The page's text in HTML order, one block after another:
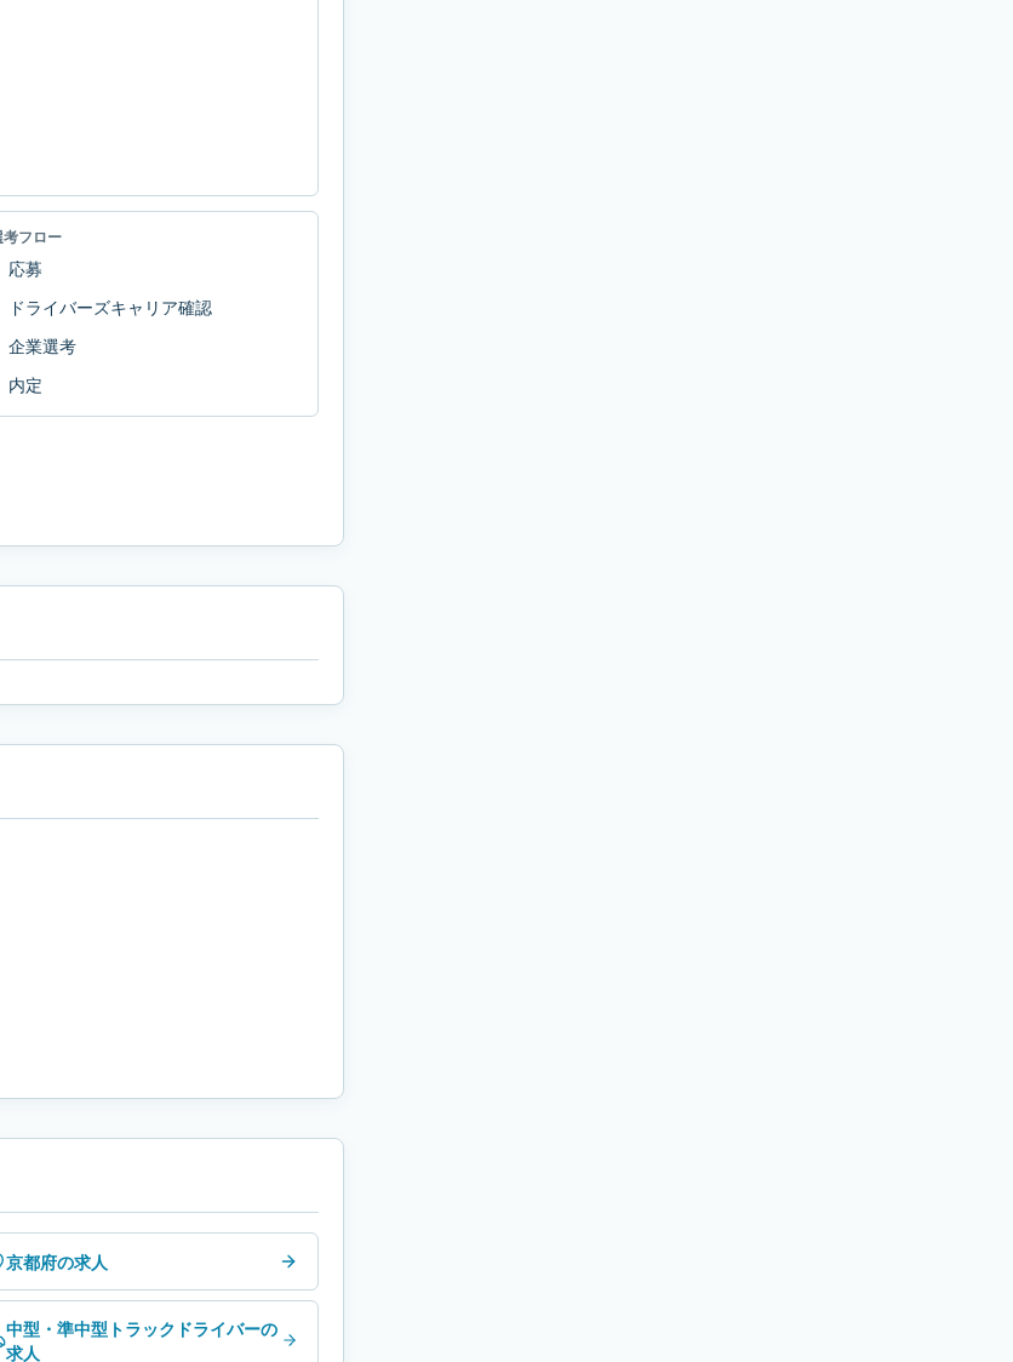
考フロー
応募
ドライバーズキャリア確認
企業選考
内定
京都府の求人
中型・準中型トラックドライバーの
求人